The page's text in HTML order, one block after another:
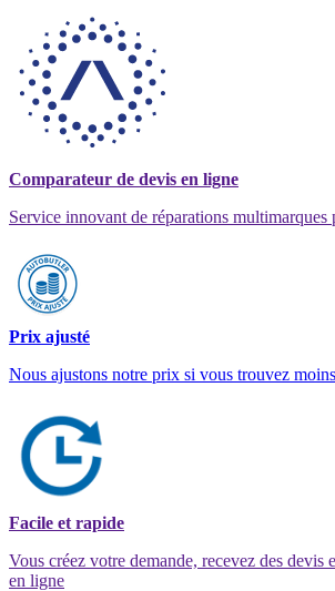
Comparateur de devis en ligne
Service innovant de réparations multimarques
Prix ajusté
Nous ajustons notre prix si vous trouvez
Facile et rapide
Vous créez votre demande, recevez des devis
en ligne